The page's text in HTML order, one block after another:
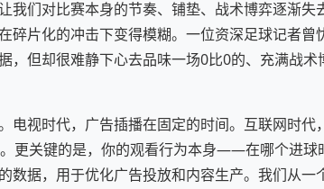
我们对比赛本身的节奏、铺垫、战术博弈逐渐失
碎片化的冲击下变得模糊。一位资深足球记者曾
，但却很难静下心去品味一场0比0的、充满战术
电视时代，广告插播在固定的时间。互联网时代
更关键的是，你的观看行为本身——在哪个进球
据，用于优化广告投放和内容生产。我们从一